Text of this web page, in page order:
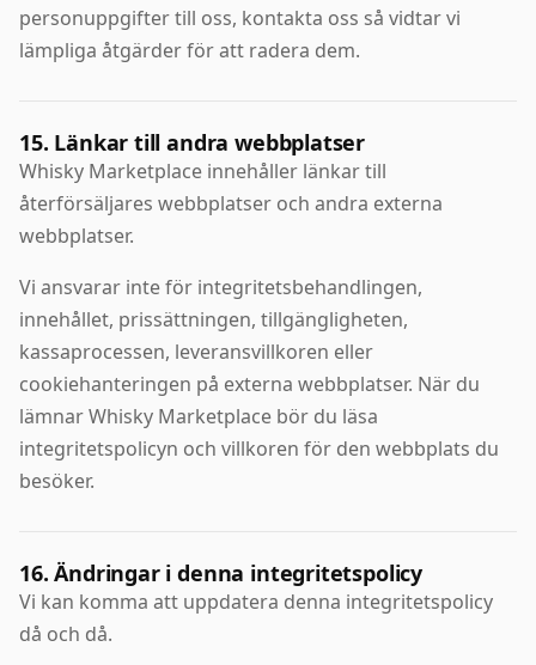
personuppgifter till oss, kontakta oss så vidtar vi
lämpliga åtgärder för att radera dem.
15. Länkar till andra webbplatser
Whisky Marketplace innehåller länkar till
återförsäljares webbplatser och andra externa
webbplatser.
Vi ansvarar inte för integritetsbehandlingen,
innehållet, prissättningen, tillgängligheten,
kassaprocessen, leveransvillkoren eller
cookiehanteringen på externa webbplatser. När du
lämnar Whisky Marketplace bör du läsa
integritetspolicyn och villkoren för den webbplats du
besöker.
16. Ändringar i denna integritetspolicy
Vi kan komma att uppdatera denna integritetspolicy
då och då.